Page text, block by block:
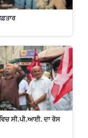
ਸੀ.ਪੀ.ਆਈ. ਦਾ ਰੋਸ